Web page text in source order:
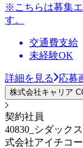
※こちらは募集
す。
交通費支給
未経験OK
詳細を見る 応募
株式会社キャリア
契約社員
40830_シダック
式会社アイチコ